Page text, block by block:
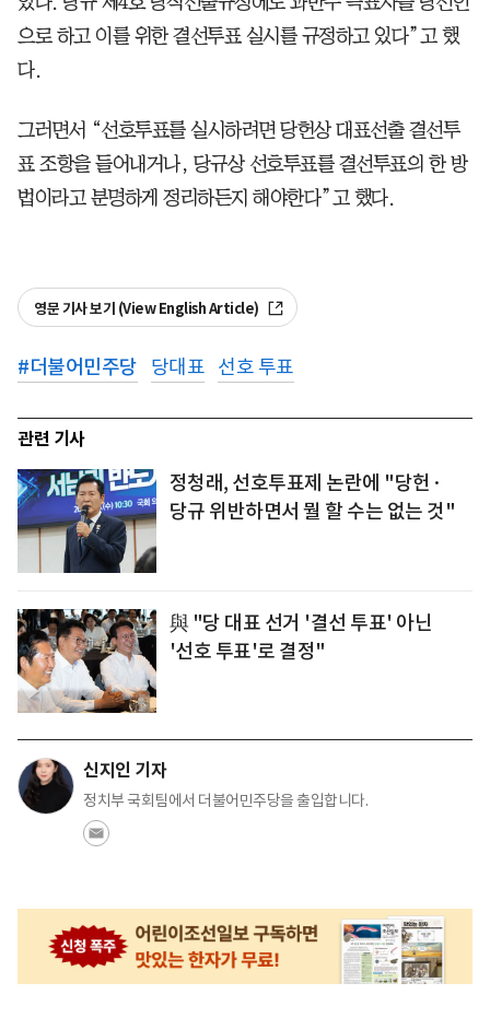
으로 하고 이를 위한 결선투표 실시를 규정하고 있다”고 했
다.
그러면서 “선호투표를 실시하려면 당헌상 대표선출 결선투
표 조항을 들어내거나, 당규상 선호투표를 결선투표의 한 방
법이라고 분명하게 정리하든지 해야한다”고 했다.
영문 기사 보기 (View English Article)
#더불어민주당 당대표 선호 투표
관련 기사
정청래, 선호투표제 논란에 "당헌·
당규 위반하면서 뭘 할 수는 없는 것"
與 "당 대표 선거 '결선 투표' 아닌
'선호 투표'로 결정"
신지인 기자
정치부 국회팀에서 더불어민주당을 출입합니다.